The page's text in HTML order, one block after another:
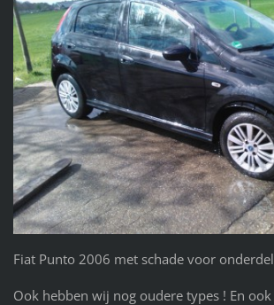
Fiat Punto 2006 met schade voor
Ook hebben wij nog oudere types ! En